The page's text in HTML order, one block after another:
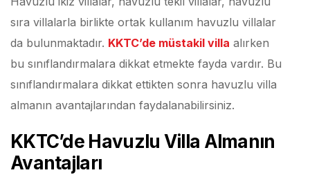
sıra villalarla birlikte ortak kullanım havuzlu villalar
da bulunmaktadır. KKTC’de müstakil villa alırken
bu sınıflandırmalara dikkat etmekte fayda vardır. Bu
sınıflandırmalara dikkat ettikten sonra havuzlu villa
almanın avantajlarından faydalanabilirsiniz.
KKTC’de Havuzlu Villa Almanın
Avantajları